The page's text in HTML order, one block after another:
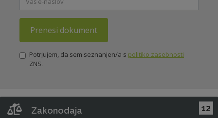
Prenesi dokument
Potrjujem, da sem seznanjen/a s politiko zasebnosti
ZNS.
Zakonodaja 12